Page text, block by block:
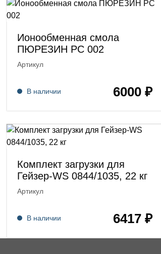
Ионообменная смола
ПЮРЕЗИН РС 002
Артикул
В наличии 6000 ₽
Комплект загрузки для
Гейзер-WS 0844/1035, 22 кг
Артикул
В наличии 6417 ₽